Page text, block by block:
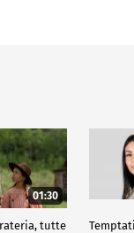
01:30
tutte